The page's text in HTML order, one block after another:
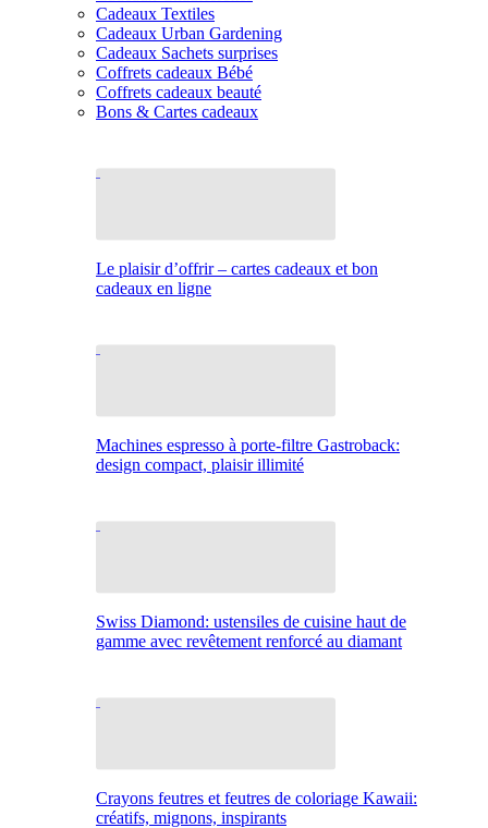
Cadeaux Textiles
Cadeaux Urban Gardening
Cadeaux Sachets surprises
Coffrets cadeaux Bébé
Coffrets cadeaux beauté
Bons & Cartes cadeaux
Le plaisir d’offrir – cartes cadeaux et bon
cadeaux en ligne
Machines espresso à porte-filtre Gastroback:
design compact, plaisir illimité
Swiss Diamond: ustensiles de cuisine haut de
gamme avec revêtement renforcé au diamant
Crayons feutres et feutres de coloriage Kawaii:
créatifs, mignons, inspirants